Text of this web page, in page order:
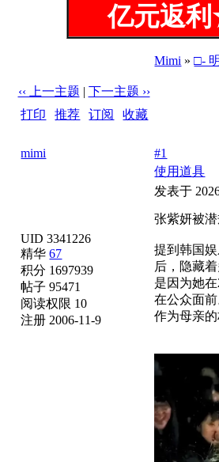
亿元返
Mimi »□-
‹‹ 上一主题 | 下一主题 ››
打印 |推荐 |订阅 |收藏
mimi
UID 3341226
精华67
积分 1697939
帖子 95471
阅读权限 10
注册 2006-11-9
#1
使用道具
发表于
张紫妍被
提到韩国
后，隐藏
是因为她
在公众面
作为母亲